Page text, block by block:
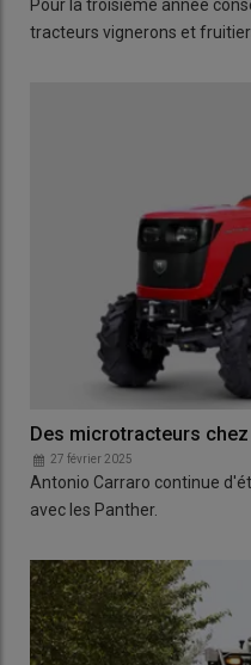
Pour la troisième année
tracteurs vignerons et
Des microtracteurs
27 février 2025
Antonio Carraro continue
avec les Panther.